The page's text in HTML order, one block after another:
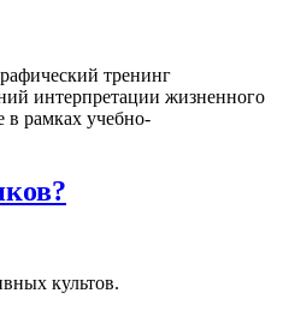
тренинг
интерпретации жизненного
в рамках учебно-
культов.